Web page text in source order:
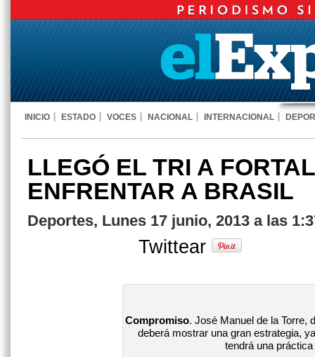
INICIO ESTADO VOCES NACIONAL INTERNACIONAL
LLEGÓ EL TRI A
ENFRENTAR A BRASIL
Deportes, Lunes 17 junio, 2013 a las
Twittear
Compromiso. José Manuel de la Torre,
deberá mostrar una gran estrategia,
tendrá una práctica